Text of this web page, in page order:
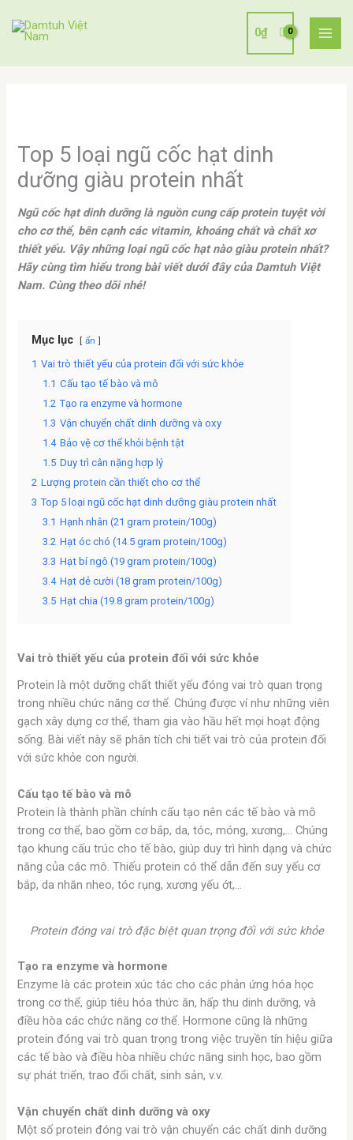
0₫
Top 5 loại ngũ cốc hạt dinh
dưỡng giàu protein nhất
Ngũ cốc hạt dinh dưỡng là nguồn cung cấp protein tuyệt vời
cho cơ thể, bên cạnh các vitamin, khoáng chất và chất xơ
thiết yếu. Vậy những loại ngũ cốc hạt nào giàu protein nhất?
Hãy cùng tìm hiểu trong bài viết dưới đây của Damtuh Việt
Nam. Cùng theo dõi nhé!
Mục lục ẩn
1 Vai trò thiết yếu của protein đối với sức khỏe
1.1 Cấu tạo tế bào và mô
1.2 Tạo ra enzyme và hormone
1.3 Vận chuyển chất dinh dưỡng và oxy
1.4 Bảo vệ cơ thể khỏi bệnh tật
1.5 Duy trì cân nặng hợp lý
2 Lượng protein cần thiết cho cơ thể
3 Top 5 loại ngũ cốc hạt dinh dưỡng giàu protein nhất
3.1 Hạnh nhân (21 gram protein/100g)
3.2 Hạt óc chó (14.5 gram protein/100g)
3.3 Hạt bí ngô (19 gram protein/100g)
3.4 Hạt dẻ cười (18 gram protein/100g)
3.5 Hạt chia (19.8 gram protein/100g)
Vai trò thiết yếu của protein đối với sức khỏe
Protein là một dưỡng chất thiết yếu đóng vai trò quan trọng
trong nhiều chức năng cơ thể. Chúng được ví như những viên
gạch xây dựng cơ thể, tham gia vào hầu hết mọi hoạt động
sống. Bài viết này sẽ phân tích chi tiết vai trò của protein đối
với sức khỏe con người.
Cấu tạo tế bào và mô
Protein là thành phần chính cấu tạo nên các tế bào và mô
trong cơ thể, bao gồm cơ bắp, da, tóc, móng, xương,… Chúng
tạo khung cấu trúc cho tế bào, giúp duy trì hình dạng và chức
năng của các mô. Thiếu protein có thể dẫn đến suy yếu cơ
bắp, da nhăn nheo, tóc rụng, xương yếu ớt,…
Protein đóng vai trò đặc biệt quan trọng đối với sức khỏe
Tạo ra enzyme và hormone
Enzyme là các protein xúc tác cho các phản ứng hóa học
trong cơ thể, giúp tiêu hóa thức ăn, hấp thu dinh dưỡng, và
điều hòa các chức năng cơ thể. Hormone cũng là những
protein đóng vai trò quan trọng trong việc truyền tín hiệu giữa
các tế bào và điều hòa nhiều chức năng sinh học, bao gồm
sự phát triển, trao đổi chất, sinh sản, v.v.
Vận chuyển chất dinh dưỡng và oxy
Một số protein đóng vai trò vận chuyển các chất dinh dưỡng